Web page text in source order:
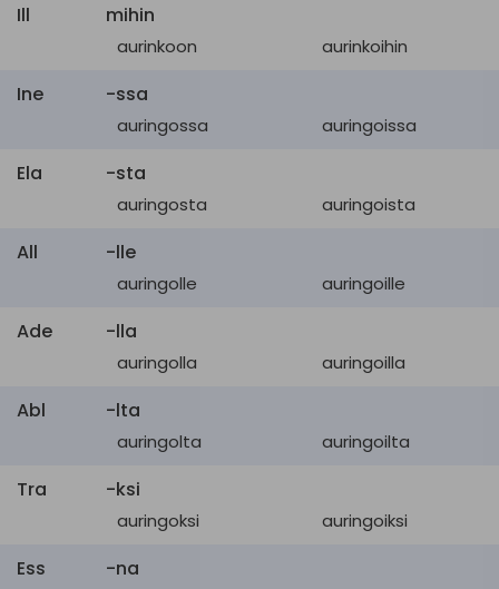
Ill mihin
aurinkoon aurinkoihin
Ine -ssa
auringossa auringoissa
Ela -sta
auringosta auringoista
All -lle
auringolle auringoille
Ade -lla
auringolla auringoilla
Abl -lta
auringolta auringoilta
Tra -ksi
auringoksi auringoiksi
Ess -na